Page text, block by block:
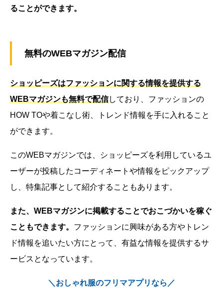
ることができます。
無料のWEBマガジン配信
ショッピーズはファッションに関する情報を提供する
WEBマガジンも無料で配信しており、ファッションの
HOW TOや着こなし術、トレンド情報を手に入れること
ができます。
このWEBマガジンでは、ショッピーズを利用しているユ
ーザーが投稿したコーディネートや情報をピックアップ
し、特集記事として紹介することもあります。
また、WEBマガジンに掲載することでおこづかいを稼ぐ
こともできます。 ファッションに興味がある方やトレン
ド情報を追いたい方にとって、有益な情報を提供するサ
ービスとなっています。
＼おしゃれ服のフリマアプリなら／